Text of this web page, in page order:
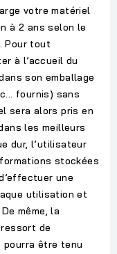
votre matériel
à 2 ans selon le
Pour tout
à l’accueil du
son emballage
fournis) sans
sera alors pris en
les meilleurs
dur, l’utilisateur
stockées
une
utilisation et
même, la
de
pourra être tenu